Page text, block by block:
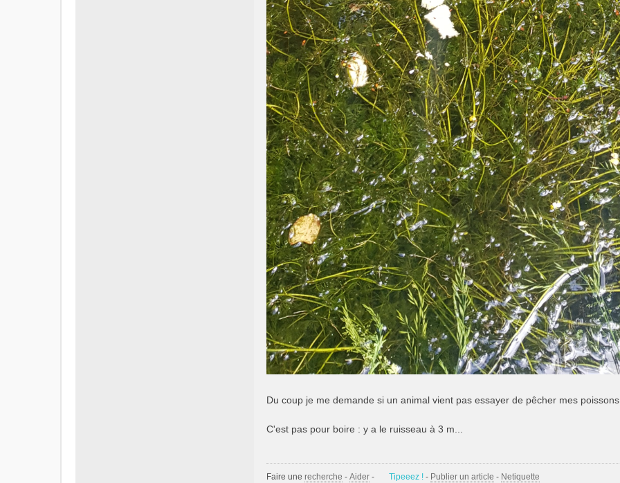
Du coup je me demande si un animal vient pas essayer de pêcher mes
C'est pas pour boire : y a le ruisseau à 3 m...
Faire une recherche - Aider - Tipeeez ! - Publier un article - Netiquette